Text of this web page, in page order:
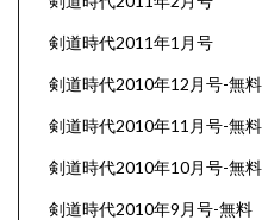
剣道時代2011年1月号
剣道時代2010年12月号-無料
剣道時代2010年11月号-無料
剣道時代2010年10月号-無料
剣道時代2010年9月号-無料